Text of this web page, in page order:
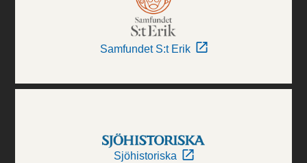
Samfundet S:t Erik
Sjöhistoriska